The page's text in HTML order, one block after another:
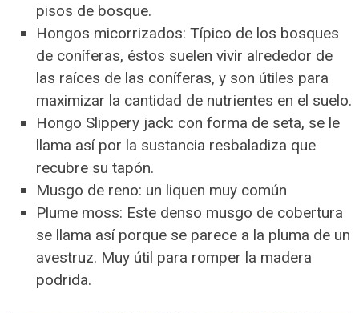
pisos de bosque.
Hongos micorrizados: Típico de los bosques
de coníferas, éstos suelen vivir alrededor de
las raíces de las coníferas, y son útiles para
maximizar la cantidad de nutrientes en el suelo.
Hongo Slippery jack: con forma de seta, se le
llama así por la sustancia resbaladiza que
recubre su tapón.
Musgo de reno: un liquen muy común
Plume moss: Este denso musgo de cobertura
se llama así porque se parece a la pluma de un
avestruz. Muy útil para romper la madera
podrida.